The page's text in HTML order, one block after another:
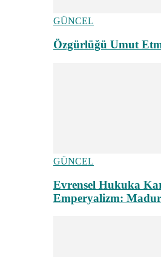
GÜNCEL
Özgürlüğü Umut
GÜNCEL
Evrensel Hukuka
Emperyalizm: